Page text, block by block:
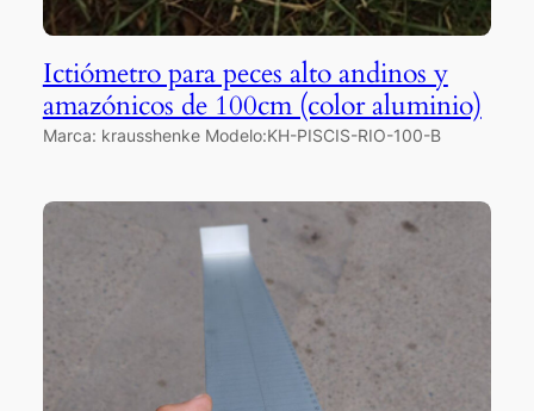
Ictiómetro para peces alto andinos y
amazónicos de 100cm (color aluminio)
Marca: krausshenke Modelo:KH-PISCIS-RIO-100-B